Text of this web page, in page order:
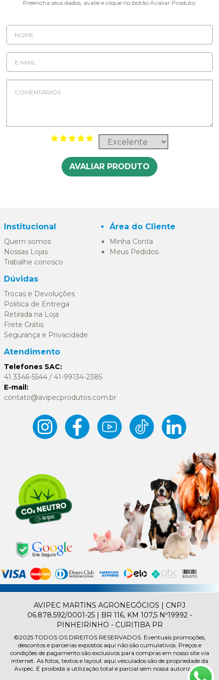
Preencha seus dados, avalie e clique no botão Avaliar Produto.
AVALIAR PRODUTO
Institucional
Quem somos
Nossas Lojas
Trabalhe conosco
Área do Cliente
Minha Conta
Meus Pedidos
Dúvidas
Trocas e Devoluções
Politica de Entrega
Retirada na Loja
Frete Grátis
Segurança e Privacidade
Atendimento
Telefones SAC:
41 3346-5544 / 41-99134-2385
E-mail:
contato@avipecprodutos.com.br
AVIPEC MARTINS AGRONEGÓCIOS | CNPJ
06.878.592/0001-25 | BR 116, KM 107,5 Nº19992 -
PINHEIRINHO - CURITIBA PR
©2025 TODOS OS DIREITOS RESERVADOS. Eventuais promoções,
descontos e parcerias expostos aqui não são cumulativos. Preços e
condições de pagamento são exclusivos para compras em nosso site via
internet. As fotos, textos e layout aqui veiculados são de propriedade da
Avipec. É proibida a utilização total e parcial sem nossa autorização.